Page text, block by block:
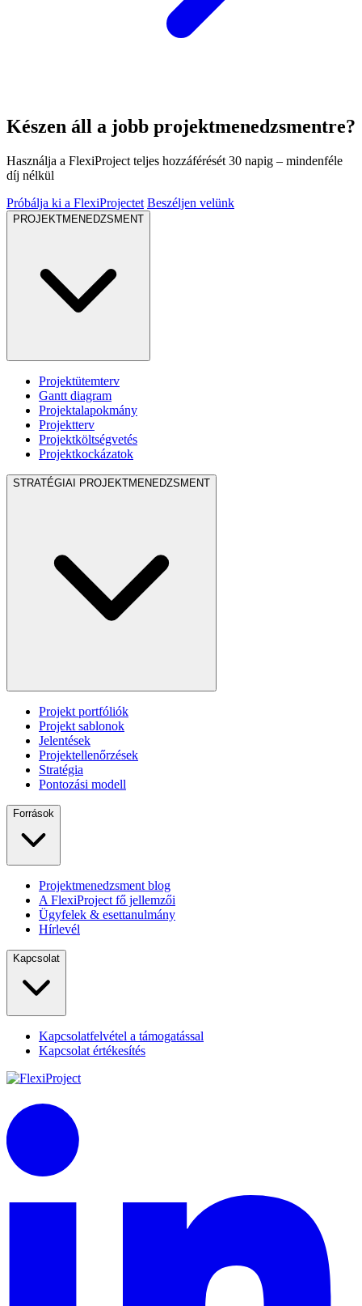
Készen áll a jobb projektmenedzsmentre?
Használja a FlexiProject teljes hozzáférését 30 napig – mindenféle
díj nélkül
Próbálja ki a FlexiProjectet Beszéljen velünk
PROJEKTMENEDZSMENT
Projektütemterv
Gantt diagram
Projektalapokmány
Projektterv
Projektköltségvetés
Projektkockázatok
STRATÉGIAI PROJEKTMENEDZSMENT
Projekt portfóliók
Projekt sablonok
Jelentések
Projektellenőrzések
Stratégia
Pontozási modell
Források
Projektmenedzsment blog
A FlexiProject fő jellemzői
Ügyfelek & esettanulmány
Hírlevél
Kapcsolat
Kapcsolatfelvétel a támogatással
Kapcsolat értékesítés